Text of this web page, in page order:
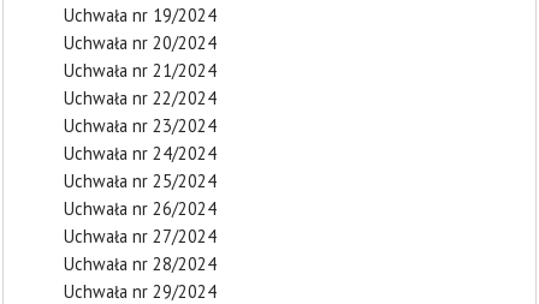
Uchwała nr 19/2024
Uchwała nr 20/2024
Uchwała nr 21/2024
Uchwała nr 22/2024
Uchwała nr 23/2024
Uchwała nr 24/2024
Uchwała nr 25/2024
Uchwała nr 26/2024
Uchwała nr 27/2024
Uchwała nr 28/2024
Uchwała nr 29/2024